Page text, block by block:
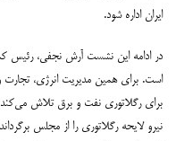
ایران اداره شود.
در ادامه این نشست آرش نجفی، رئیس
است. برای همین مدیریت انرژی، تجارت
برای رگلاتوری نفت و برق تلاش
نیرو لایحه رگلاتوری را از مجلس